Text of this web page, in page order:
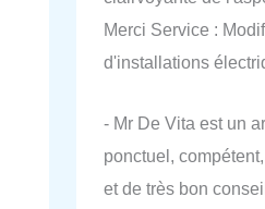
Merci Service :
d'installations
- Mr De Vita est un
ponctuel,
et de très bon